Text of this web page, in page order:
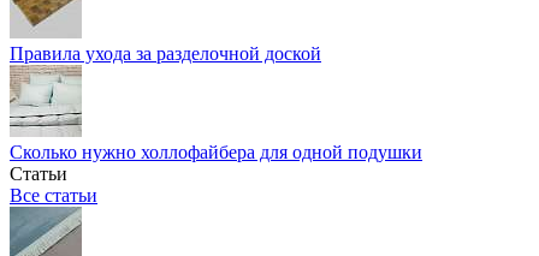
Правила ухода за разделочной доской
Сколько нужно холлофайбера для одной подушки
Статьи
Все статьи